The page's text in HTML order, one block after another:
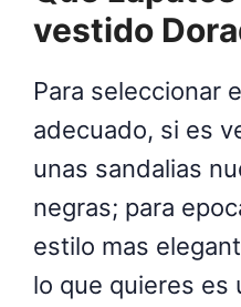
vestido
Para seleccionar
adecuado, si es
unas sandalias
negras; para
estilo mas
lo que quieres es